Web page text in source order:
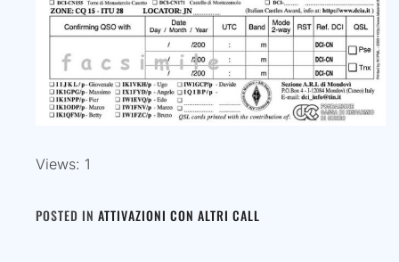
Views: 1
POSTED IN ATTIVAZIONI CON ALTRI CALL